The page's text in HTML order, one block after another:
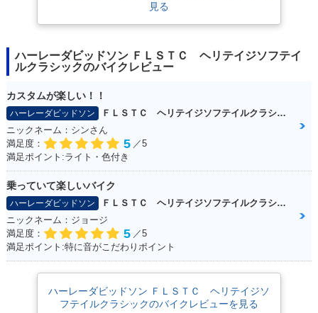
見る
ハーレーダビッドソン ＦＬＳＴＣ ヘリテイジソフテイ
ルクラシックのバイクレビュー
カスタムが楽しい！！
ハーレーダビッドソン
ＦＬＳＴＣ ヘリテイジソフテイルクラシック
ニックネーム：シンさん
満足度：
5 ／5
満足ポイント:ライト・色付き
乗っていて楽しいバイク
ハーレーダビッドソン
ＦＬＳＴＣ ヘリテイジソフテイルクラシック
ニックネーム：ジョージ
満足度：
5 ／5
満足ポイント:特に音がこだわりポイント
ハーレーダビッドソン ＦＬＳＴＣ ヘリテイジソ
フテイルクラシックのバイクレビューを見る